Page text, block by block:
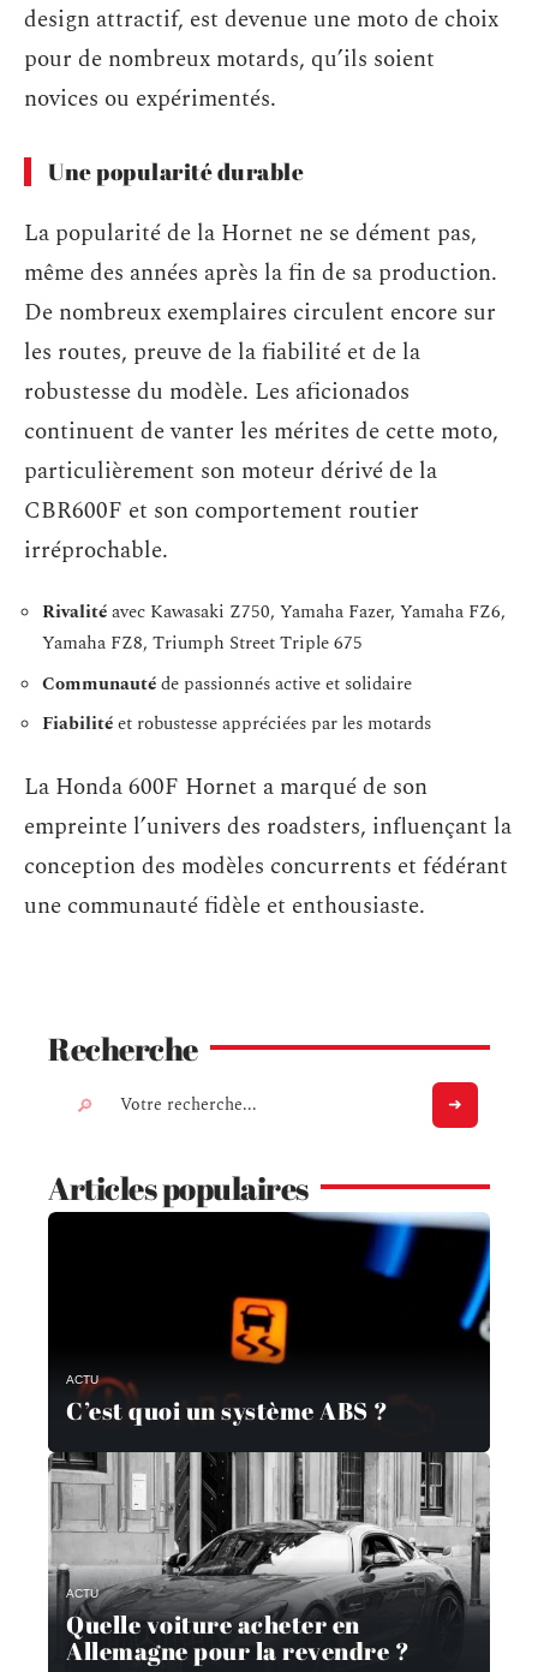
design attractif, est devenue une moto de choix
pour de nombreux motards, qu’ils soient
novices ou expérimentés.
Une popularité durable
La popularité de la Hornet ne se dément pas,
même des années après la fin de sa production.
De nombreux exemplaires circulent encore sur
les routes, preuve de la fiabilité et de la
robustesse du modèle. Les aficionados
continuent de vanter les mérites de cette moto,
particulièrement son moteur dérivé de la
CBR600F et son comportement routier
irréprochable.
Rivalitéavec Kawasaki Z750, Yamaha Fazer, Yamaha FZ6,
Yamaha FZ8, Triumph Street Triple 675
Communautéde passionnés active et solidaire
Fiabilitéet robustesse appréciées par les motards
La Honda 600F Hornet a marqué de son
empreinte l’univers des roadsters, influençant la
conception des modèles concurrents et fédérant
une communauté fidèle et enthousiaste.
Recherche
Articles populaires
ACTU
C’est quoi un système ABS ?
ACTU
Quelle voiture acheter en
Allemagne pour la revendre ?